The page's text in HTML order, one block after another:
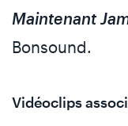
Maintenant
Bonsound.
Vidéoclips